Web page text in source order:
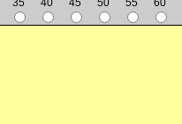
35 40 45 50 55 60